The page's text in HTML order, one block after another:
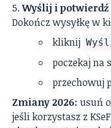
Wyślij i potwierdź
Dokończ wysyłkę w
kliknij
poczekaj na
przechowuj
Zmiany 2026: usuń
jeśli korzystasz z